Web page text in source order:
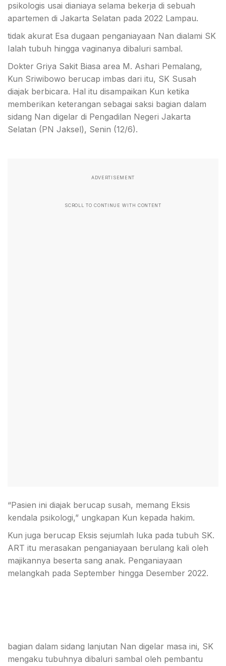
psikologis usai dianiaya selama bekerja di sebuah
apartemen di Jakarta Selatan pada 2022 Lampau.
tidak akurat Esa dugaan penganiayaan Nan dialami SK
Ialah tubuh hingga vaginanya dibaluri sambal.
Dokter Griya Sakit Biasa area M. Ashari Pemalang,
Kun Sriwibowo berucap imbas dari itu, SK Susah
diajak berbicara. Hal itu disampaikan Kun ketika
memberikan keterangan sebagai saksi bagian dalam
sidang Nan digelar di Pengadilan Negeri Jakarta
Selatan (PN Jaksel), Senin (12/6).
ADVERTISEMENT
SCROLL TO CONTINUE WITH CONTENT
“Pasien ini diajak berucap susah, memang Eksis
kendala psikologi,” ungkapan Kun kepada hakim.
Kun juga berucap Eksis sejumlah luka pada tubuh SK.
ART itu merasakan penganiayaan berulang kali oleh
majikannya beserta sang anak. Penganiayaan
melangkah pada September hingga Desember 2022.
bagian dalam sidang lanjutan Nan digelar masa ini, SK
mengaku tubuhnya dibaluri sambal oleh pembantu